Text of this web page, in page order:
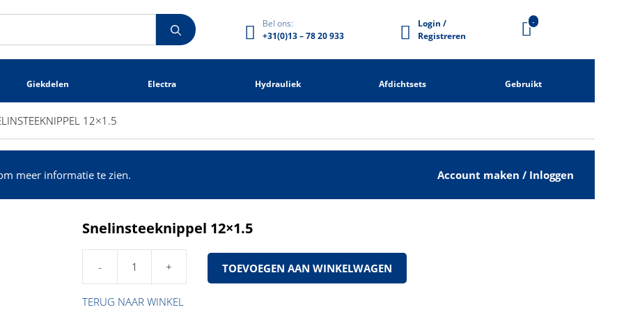
Bel ons:
+31(0)13 – 78 20 933
Login /
Registreren
-
Giekdelen Electra Hydrauliek Afdichtsets Gebruikt
12×1.5
Account maken / Inloggen
meer informatie te zien.
Snelinsteeknippel 12×1.5
Snelinsteeknippel
12x1.5
aantal
TOEVOEGEN AAN WINKELWAGEN
TERUG NAAR WINKEL